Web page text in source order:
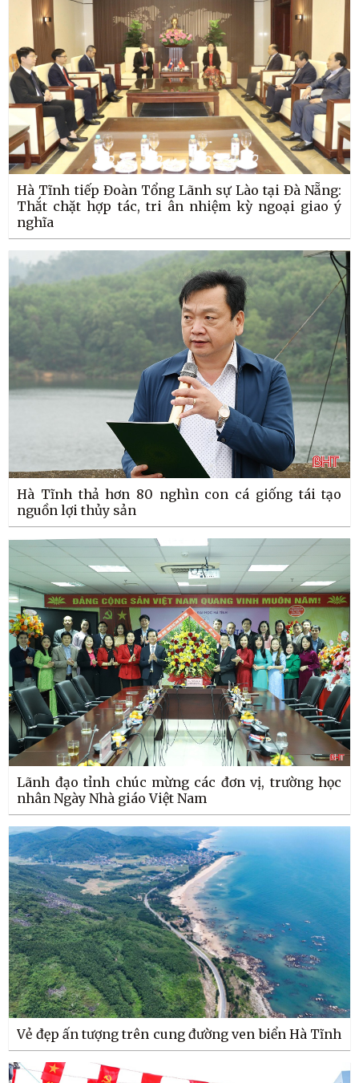
Hà Tĩnh tiếp Đoàn Tổng Lãnh sự Lào tại Đà Nẵng:
Thắt chặt hợp tác, tri ân nhiệm kỳ ngoại giao ý
nghĩa
Hà Tĩnh thả hơn 80 nghìn con cá giống tái tạo
nguồn lợi thủy sản
Lãnh đạo tỉnh chúc mừng các đơn vị, trường học
nhân Ngày Nhà giáo Việt Nam
Vẻ đẹp ấn tượng trên cung đường ven biển Hà Tĩnh